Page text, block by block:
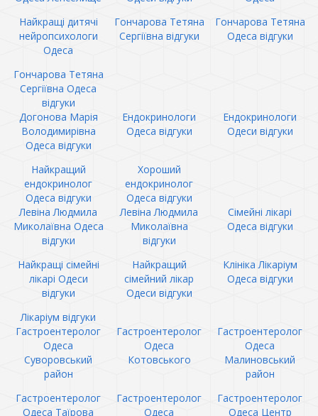
Найкращі дитячі
нейропсихологи
Одеса
Гончарова Тетяна
Сергіївна відгуки
Гончарова Тетяна
Одеса відгуки
Гончарова Тетяна
Сергіївна Одеса
відгуки
Догонова Марія
Володимирівна
Одеса відгуки
Ендокринологи
Одеса відгуки
Ендокринологи
Одеси відгуки
Найкращий
ендокринолог
Одеса відгуки
Хороший
ендокринолог
Одеса відгуки
Левіна Людмила
Миколаївна Одеса
відгуки
Левіна Людмила
Миколаївна
відгуки
Сімейні лікарі
Одеса відгуки
Найкращі сімейні
лікарі Одеси
відгуки
Найкращий
сімейний лікар
Одеси відгуки
Клініка Лікаріум
Одеса відгуки
Лікаріум відгуки
Гастроентеролог
Одеса
Суворовський
район
Гастроентеролог
Одеса
Котовського
Гастроентеролог
Одеса
Малиновський
район
Гастроентеролог
Одеса Таїрова
Гастроентеролог
Одеса
Гастроентеролог
Одеса Центр